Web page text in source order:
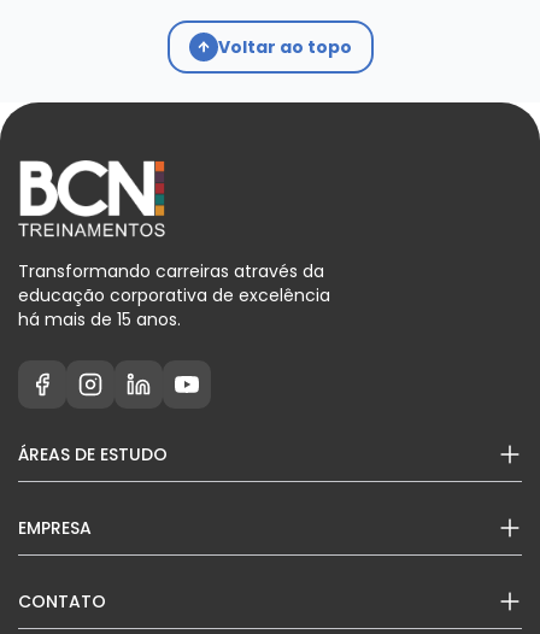
Voltar ao topo
Transformando carreiras através da
educação corporativa de excelência
há mais de 15 anos.
ÁREAS DE ESTUDO
EMPRESA
CONTATO